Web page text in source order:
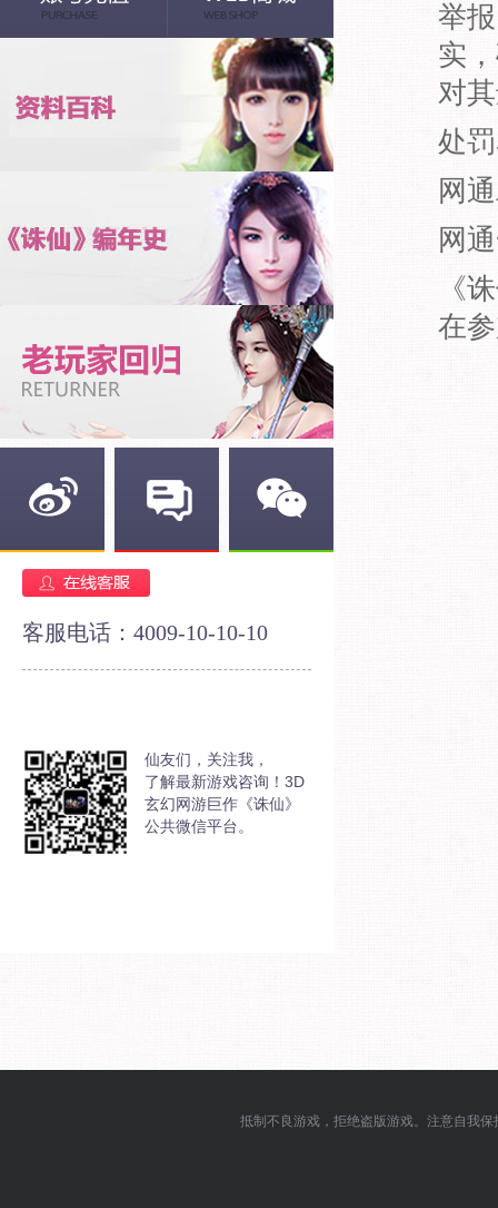
客服电话：4009-10-10-10
仙友们，关注我，
了解最新游戏咨询！3D
玄幻网游巨作《诛仙》
公共微信平台。
举
实
对
处
网
网
《
在
抵制不良游戏，拒绝盗版游戏。注意自我